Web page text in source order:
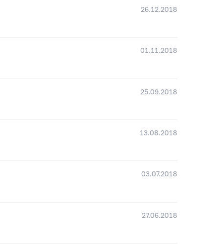
26.12.2018
01.11.2018
25.09.2018
13.08.2018
03.07.2018
27.06.2018